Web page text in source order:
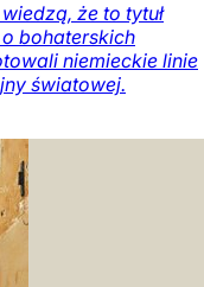
że to tytuł
bohaterskich
niemieckie linie
światowej.